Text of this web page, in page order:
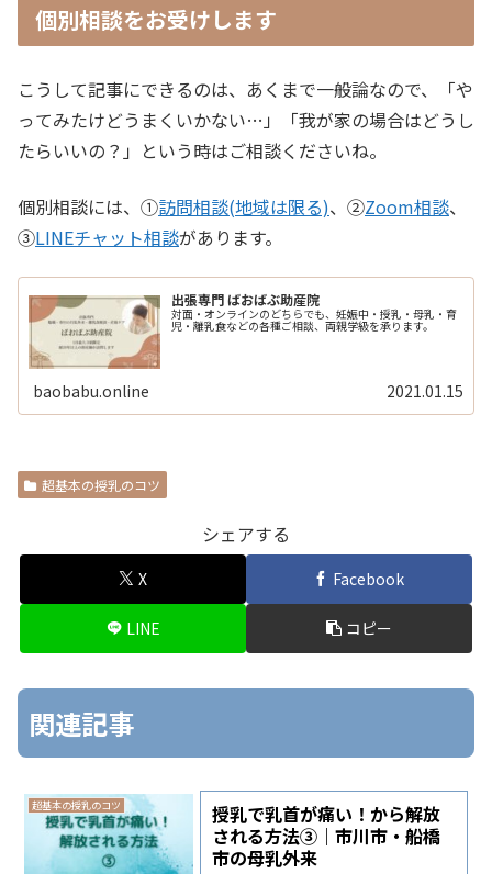
個別相談をお受けします
こうして記事にできるのは、あくまで一般論なので、「や
ってみたけどうまくいかない…」「我が家の場合はどうし
たらいいの？」という時はご相談くださいね。
個別相談には、➀訪問相談(地域は限る)、②Zoom相談、
③LINEチャット相談があります。
出張専門 ばおばぶ助産院
対面・オンラインのどちらでも、妊娠中・授乳・母乳・育
児・離乳食などの各種ご相談、両親学級を承ります。
baobabu.online 2021.01.15
超基本の授乳のコツ
シェアする
X Facebook
LINE コピー
関連記事
超基本の授乳のコツ
授乳で乳首が痛い！から解放
される方法③｜市川市・船橋
市の母乳外来